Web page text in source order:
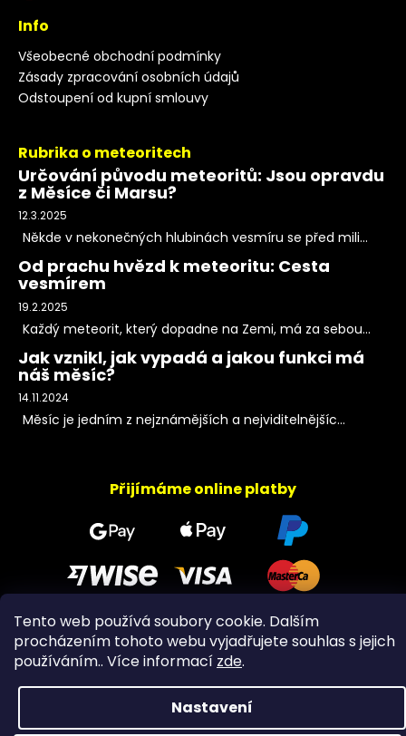
Tento web používá soubory cookie. Dalším
procházením tohoto webu vyjadřujete souhlas s jejich
používáním.. Více informací zde.
Nastavení
Info
Všeobecné obchodní podmínky
Zásady zpracování osobních údajů
Odstoupení od kupní smlouvy
Rubrika o meteoritech
Určování původu meteoritů: Jsou opravdu
z Měsíce či Marsu?
12.3.2025
Někde v nekonečných hlubinách vesmíru se před mili...
Od prachu hvězd k meteoritu: Cesta
vesmírem
19.2.2025
Každý meteorit, který dopadne na Zemi, má za sebou...
Jak vznikl, jak vypadá a jakou funkci má
náš měsíc?
14.11.2024
Měsíc je jedním z nejznámějších a nejviditelnějšíc...
Přijímáme online platby
Copyright 2026PeltramMinerals. Všechna práva
vyhrazena.